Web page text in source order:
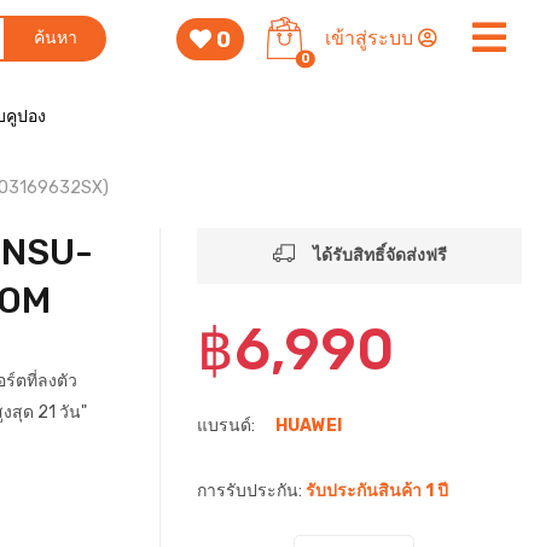
ค้นหา 0
0
เข้าสู่ระบบ
คูปอง
ร์ตที่ลงตัว
สุด 21 วัน"
ได้รับสิทธิ์จัดส่งฟรี
฿6,990
แบรนด์: HUAWEI
การรับประกัน: รับประกันสินค้า 1 ปี